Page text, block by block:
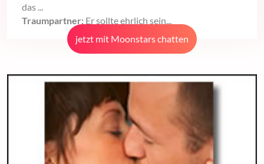
das ...
Traumpartner: Er sollte ehrlich sein...
jetzt mit Moonstars chatten